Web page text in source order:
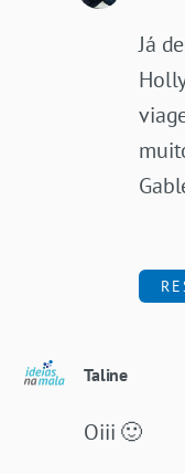
Já
Taline
Oiii 🙂